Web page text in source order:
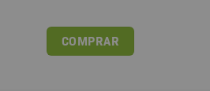
COMPRAR